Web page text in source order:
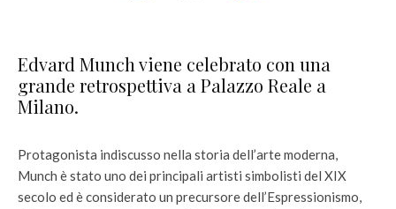
Edvard Munch viene celebrato con una
grande retrospettiva a Palazzo Reale a
Milano.
Protagonista indiscusso nella storia dell’arte moderna,
Munch è stato uno dei principali artisti simbolisti del XIX
secolo ed è considerato un precursore dell’Espressionismo,